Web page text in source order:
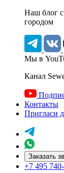
Наш блог c
городом
Мы в
Канал
Контакты
Пригласи
Заказать
+7 495